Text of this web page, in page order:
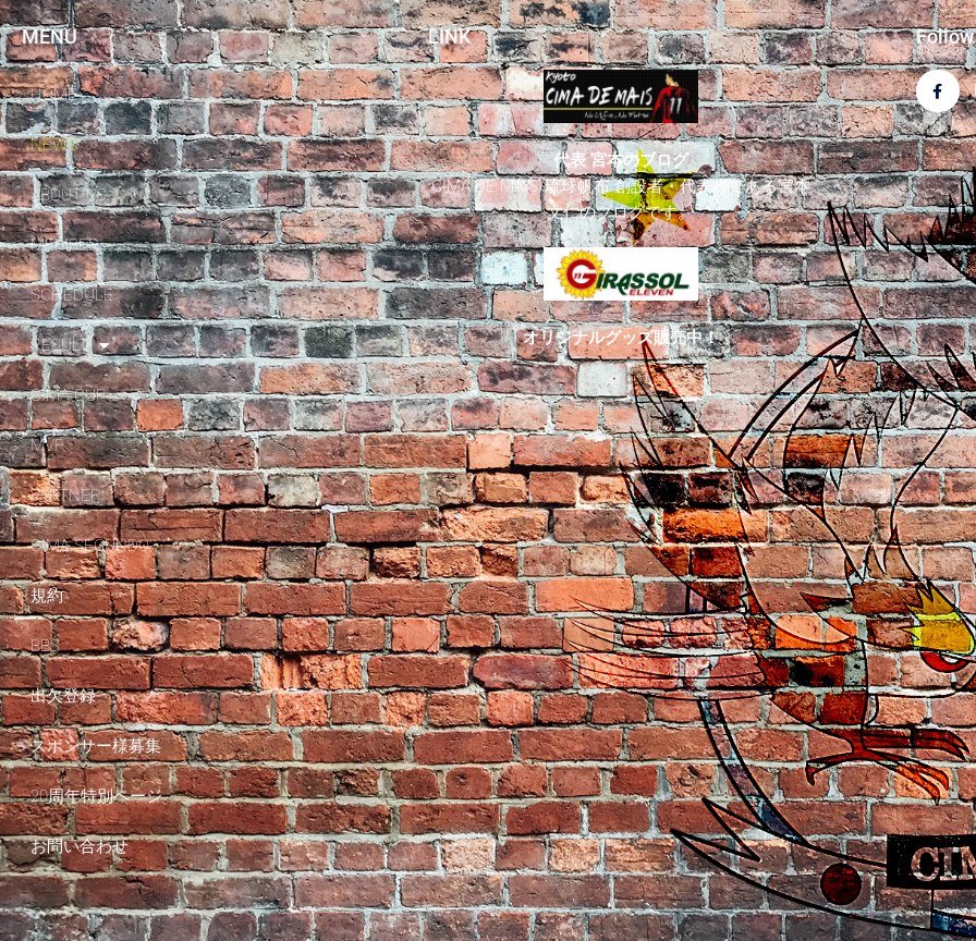
6
節
MENU
HOME
NEWS
ABOUT US
MEMBER
SCHEDULE
RESULT
CIMA CUP
MVP
PARTNER
CIMA SEGUNDO
規約
BBS
出欠登録
スポンサー様募集
20周年特別ページ
お問い合わせ
LINK
代表 宮本のブログ
CIMA DE MAIS/琉球帆布 創設者・代表者である宮本
文仁のブログです。
オリジナルグッズ販売中！
F
a
e
b
o
o
k
-
f